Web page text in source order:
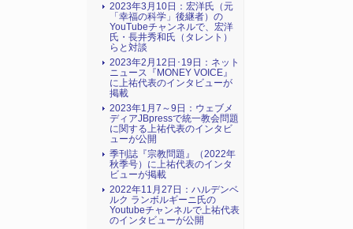
2023年3月10日：宏洋氏（元
「幸福の科学」後継者）の
YouTubeチャンネルで、宏洋
氏・長井秀和氏（タレント）
らと対談
2023年2月12日･19日：ネット
ニュース『MONEY VOICE』
に上祐代表のインタビューが
掲載
2023年1月7～9日：ウェブメ
ディアJBpressで統一教会問題
に関する上祐代表のインタビ
ューが公開
季刊誌『宗教問題』（2022年
秋季号）に上祐代表のインタ
ビューが掲載
2022年11月27日：ハルデンベ
ルク ランボルギーニ氏の
Youtubeチャンネルで上祐代表
のインタビューが公開